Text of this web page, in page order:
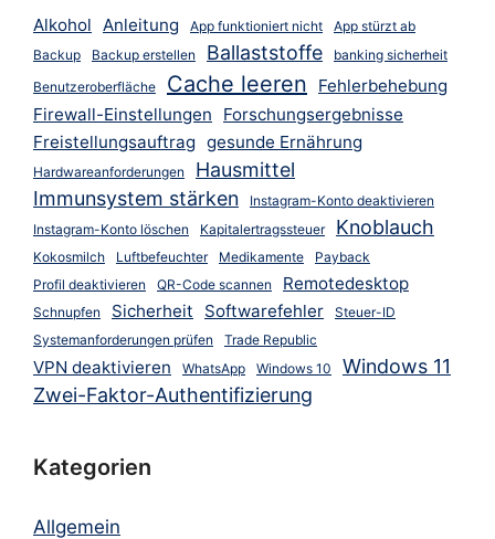
Alkohol Anleitung App funktioniert nicht
App stürzt ab
Backup
Backup erstellen Ballaststoffe
banking sicherheit
Benutzeroberfläche
Cache leeren
Fehlerbehebung
Firewall-Einstellungen
Forschungsergebnisse
Freistellungsauftrag gesunde Ernährung
Hardwareanforderungen
Hausmittel
Immunsystem stärken
Instagram-Konto deaktivieren
Instagram-Konto löschen
Kapitalertragssteuer Knoblauch
Kokosmilch Luftbefeuchter Medikamente
Payback
Profil deaktivieren
QR-Code scannen Remotedesktop
Schnupfen Sicherheit Softwarefehler
Steuer-ID
Systemanforderungen prüfen
Trade Republic
VPN deaktivieren WhatsApp Windows 10
Windows 11
Zwei-Faktor-Authentifizierung
Kategorien
Allgemein